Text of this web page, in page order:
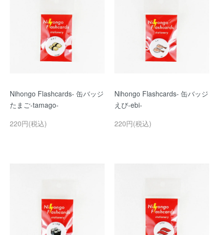
Nihongo Flashcards- 缶バッジ
たまご-tamago-
220円(税込)
Nihongo Flashcards- 缶バッジ
えび-ebi-
220円(税込)